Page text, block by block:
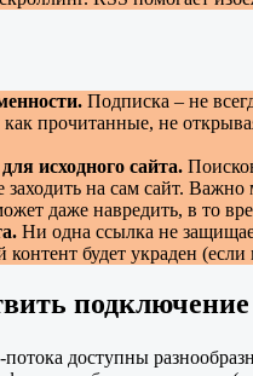
Подписка – не
прочитанные, не
исходного сайта.
на сам сайт. Важно
даже навредить, в то
Ни одна ссылка не
контент будет украден
потока доступны